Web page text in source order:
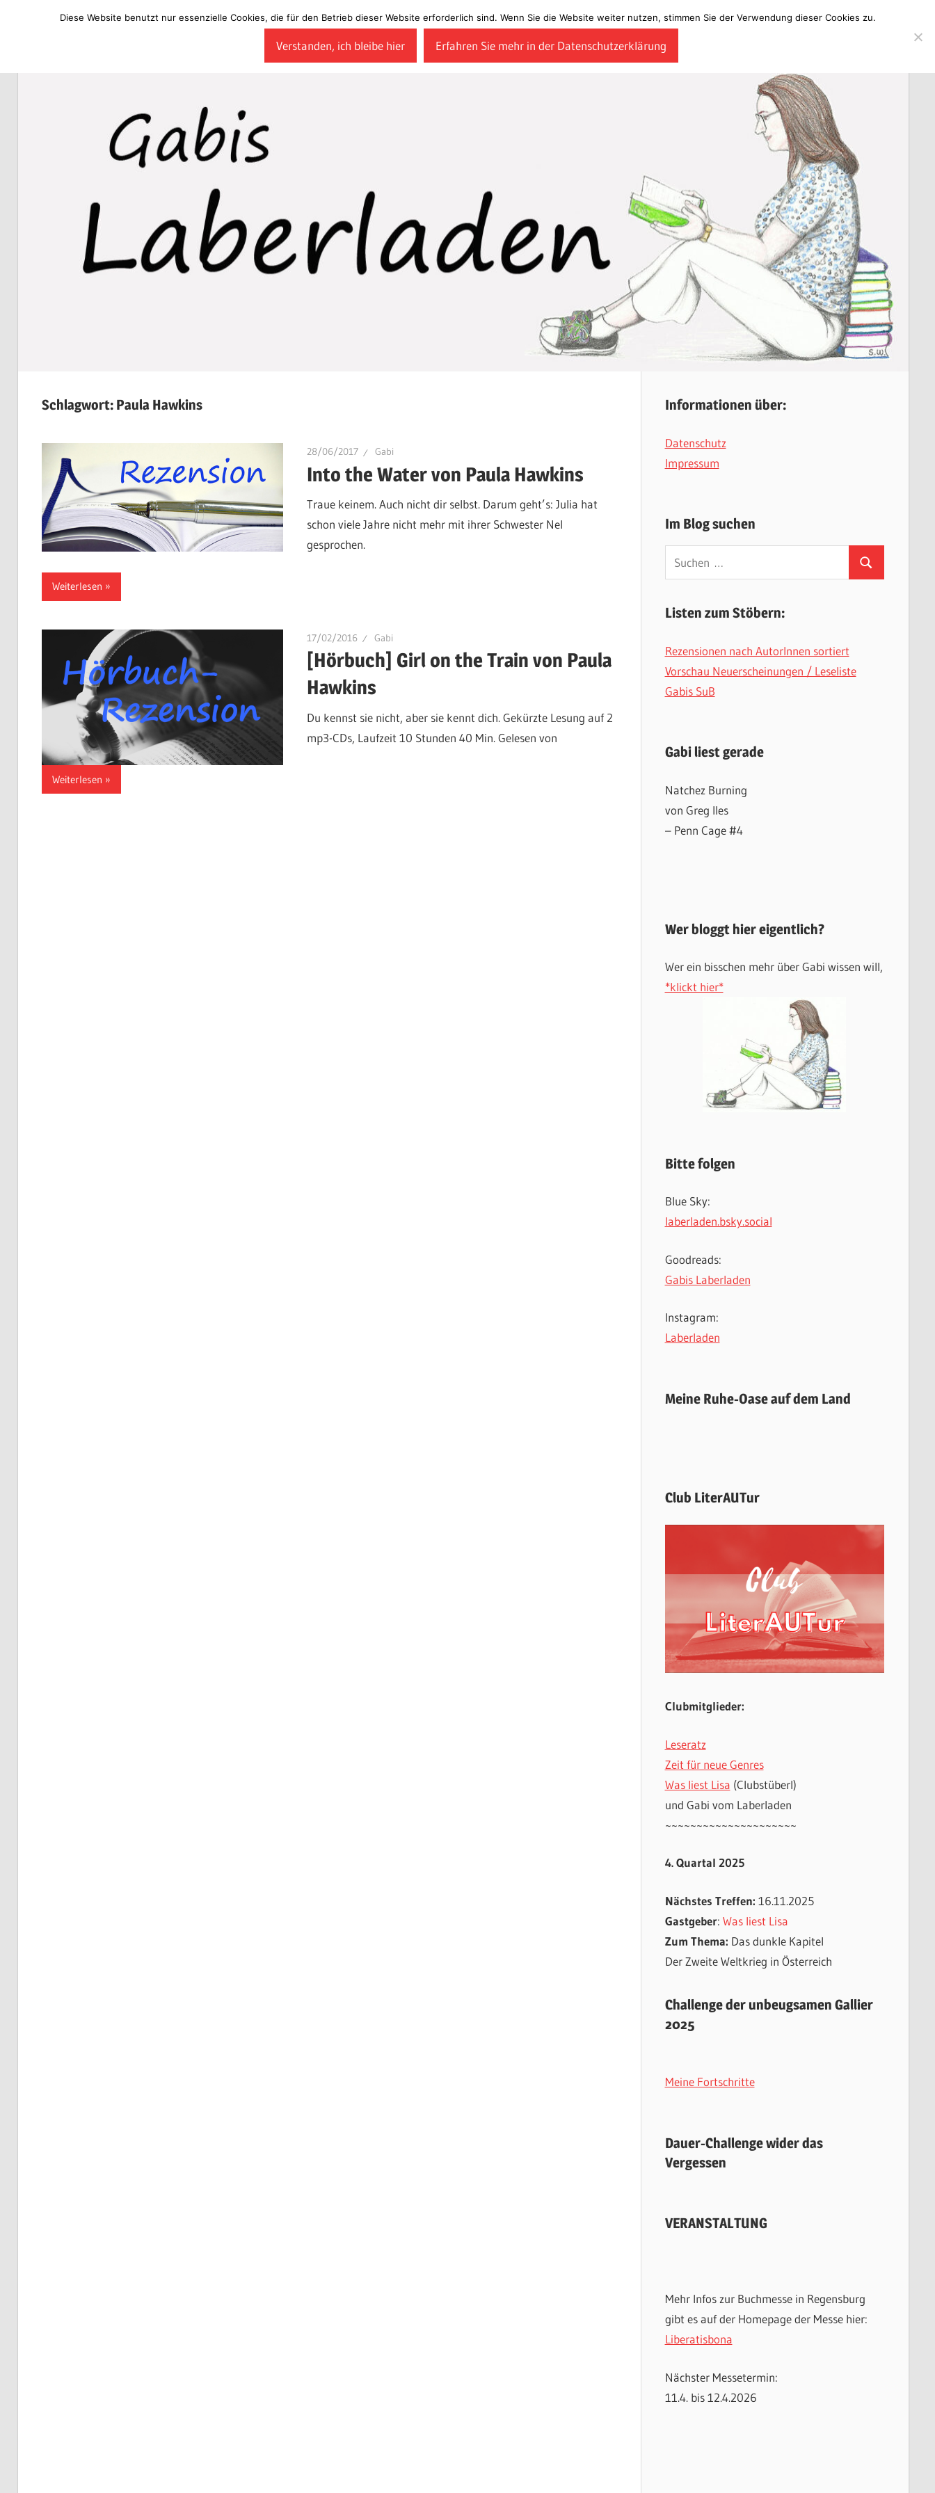
Schlagwort: Paula Hawkins
28/06/2017 Gabi
Into the Water von Paula Hawkins
Traue keinem. Auch nicht dir selbst. Darum geht’s: Julia hat
schon viele Jahre nicht mehr mit ihrer Schwester Nel
gesprochen.
Weiterlesen
17/02/2016 Gabi
[Hörbuch] Girl on the Train von Paula
Hawkins
Du kennst sie nicht, aber sie kennt dich. Gekürzte Lesung auf 2
mp3-CDs, Laufzeit 10 Stunden 40 Min. Gelesen von
Weiterlesen
Informationen über:
Datenschutz
Impressum
Im Blog suchen
Suchen
nach:
Suchen
Listen zum Stöbern:
Rezensionen nach AutorInnen sortiert
Vorschau Neuerscheinungen / Leseliste
Gabis SuB
Gabi liest gerade
Natchez Burning
von Greg Iles
– Penn Cage #4
Wer bloggt hier eigentlich?
Wer ein bisschen mehr über Gabi wissen will,
*klickt hier*
Bitte folgen
Blue Sky:
laberladen.bsky.social
Goodreads:
Gabis Laberladen
Instagram:
Laberladen
Meine Ruhe-Oase auf dem Land
Club LiterAUTur
Clubmitglieder:
Leseratz
Zeit für neue Genres
Was liest Lisa (Clubstüberl)
und Gabi vom Laberladen
~~~~~~~~~~~~~~~~~~~~~
4. Quartal 2025
Nächstes Treffen: 16.11.2025
Gastgeber: Was liest Lisa
Zum Thema: Das dunkle Kapitel
Der Zweite Weltkrieg in Österreich
Challenge der unbeugsamen Gallier
2025
Meine Fortschritte
Dauer-Challenge wider das
Vergessen
VERANSTALTUNG
Mehr Infos zur Buchmesse in Regensburg
gibt es auf der Homepage der Messe hier:
Liberatisbona
Nächster Messetermin:
11.4. bis 12.4.2026
Diese Website benutzt nur essenzielle Cookies, die für den Betrieb dieser Website erforderlich sind. Wenn Sie die Website weiter nutzen, stimmen Sie der Verwendung dieser Cookies zu.
Verstanden, ich bleibe hier Erfahren Sie mehr in der Datenschutzerklärung